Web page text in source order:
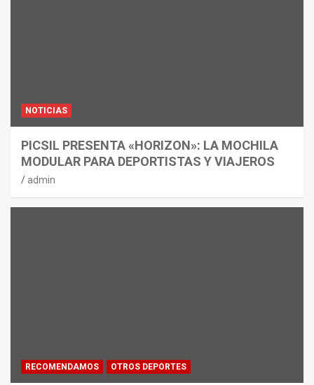
NOTICIAS
PICSIL PRESENTA «HORIZON»: LA MOCHILA
MODULAR PARA DEPORTISTAS Y VIAJEROS
admin
RECOMENDAMOS OTROS DEPORTES